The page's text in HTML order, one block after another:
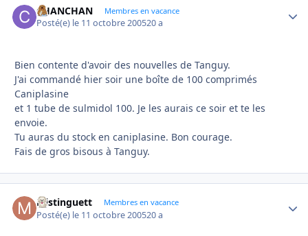
CHANCHAN Membres en vacance
Posté(e) le 11 octobre 200520 a
Bien contente d'avoir des nouvelles de Tanguy.
J'ai commandé hier soir une boîte de 100 comprimés
Caniplasine
et 1 tube de sulmidol 100. Je les aurais ce soir et te les
envoie.
Tu auras du stock en caniplasine. Bon courage.
Fais de gros bisous à Tanguy.
Mistinguett Membres en vacance
Posté(e) le 11 octobre 200520 a